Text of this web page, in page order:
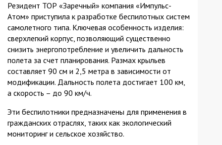
Резидент ТОР «Заречный» компания «Импульс-
Атом» приступила к разработке беспилотных систем
самолетного типа. Ключевая особенность изделия:
сверхлегкий корпус, позволяющий существенно
снизить энергопотребление и увеличить дальность
полета за счет планирования. Размах крыльев
составляет 90 см и 2,5 метра в зависимости от
модификации. Дальность полета достигает 100 км,
а скорость – до 90 км/ч.
Эти беспилотники предназначены для применения в
гражданских отраслях, таких как экологический
мониторинг и сельское хозяйство.